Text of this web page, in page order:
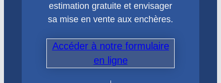
estimation gratuite et envisager
sa mise en vente aux enchères.
Accéder à notre formulaire
en ligne